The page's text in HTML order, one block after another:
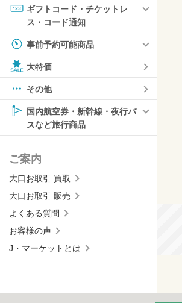
ギフトコード・チケットレ
ス・コード通知
事前予約可能商品
大特価
その他
国内航空券・新幹線・夜行バ
スなど旅行商品
ご案内
大口お取引 買取
大口お取引 販売
よくある質問
お客様の声
J・マーケットとは